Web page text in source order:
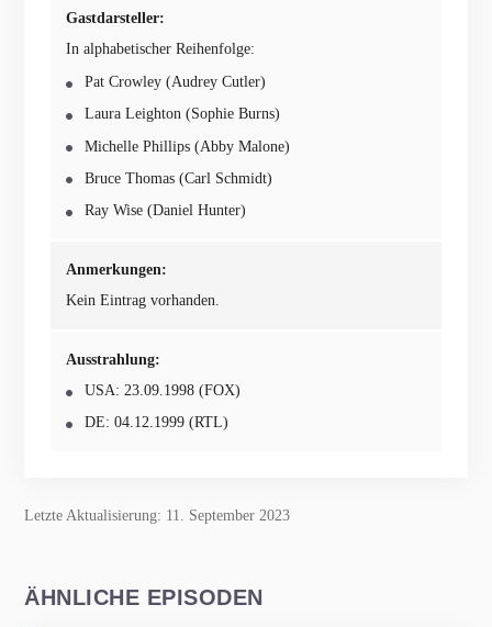
Gastdarsteller:
In alphabetischer Reihenfolge:
Pat Crowley (Audrey Cutler)
Laura Leighton (Sophie Burns)
Michelle Phillips (Abby Malone)
Bruce Thomas (Carl Schmidt)
Ray Wise (Daniel Hunter)
Anmerkungen:
Kein Eintrag vorhanden.
Ausstrahlung:
USA: 23.09.1998 (FOX)
DE: 04.12.1999 (RTL)
Letzte Aktualisierung: 11. September 2023
ÄHNLICHE EPISODEN